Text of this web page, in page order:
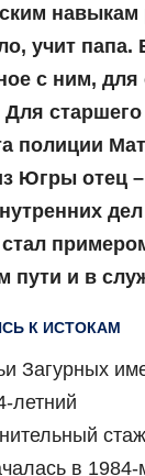
навыкам
учит папа.
с ним,
Для старшего
полиции
Югры отец –
пути и в
К ИСТОКАМ
Загурных
летний
в 1984-